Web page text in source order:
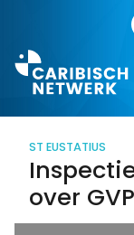
ST EUSTATIUS
over